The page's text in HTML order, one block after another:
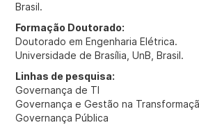
Brasil.
Formação Doutorado:
Doutorado em Engenharia Elétrica.
Universidade de Brasília, UnB, Brasil.
Linhas de pesquisa:
Governança de TI
Governança e Gestão na
Governança Pública